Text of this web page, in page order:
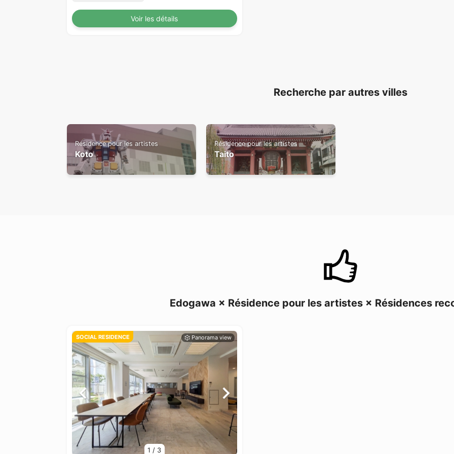
Voir les détails
Recherche par autres villes
Résidence pour les artistes
Koto
Résidence pour les artistes
Taito
Edogawa × Résidence pour les artistes × Résidences
1 / 3
SOCIAL RESIDENCE